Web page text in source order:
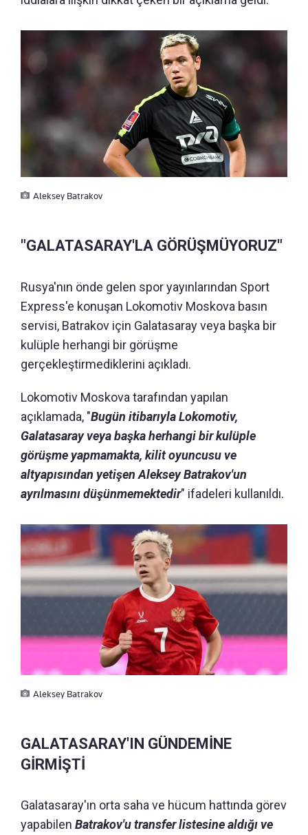
Aleksey Batrakov
"GALATASARAY'LA GÖRÜŞMÜYORUZ"
Rusya'nın önde gelen spor yayınlarından Sport
Express'e konuşan Lokomotiv Moskova basın
servisi, Batrakov için Galatasaray veya başka bir
kulüple herhangi bir görüşme
gerçekleştirmediklerini açıkladı.
Lokomotiv Moskova tarafından yapılan
açıklamada, "Bugün itibarıyla Lokomotiv,
Galatasaray veya başka herhangi bir kulüple
görüşme yapmamakta, kilit oyuncusu ve
altyapısından yetişen Aleksey Batrakov'un
ayrılmasını düşünmemektedir" ifadeleri kullanıldı.
Aleksey Batrakov
GALATASARAY'IN GÜNDEMİNE
GİRMİŞTİ
Galatasaray'ın orta saha ve hücum hattında görev
yapabilen Batrakov'u transfer listesine aldığı ve